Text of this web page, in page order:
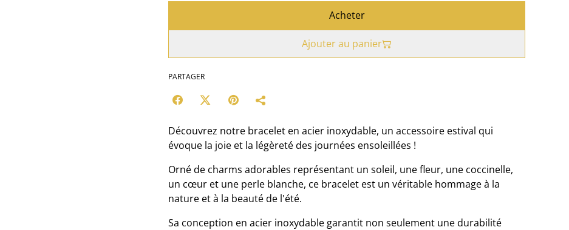
Acheter
Ajouter au panier
PARTAGER
Découvrez notre bracelet en acier inoxydable, un accessoire estival qui
évoque la joie et la légèreté des journées ensoleillées !
Orné de charms adorables représentant un soleil, une fleur, une coccinelle,
un cœur et une perle blanche, ce bracelet est un véritable hommage à la
nature et à la beauté de l'été.
Sa conception en acier inoxydable garantit non seulement une durabilité